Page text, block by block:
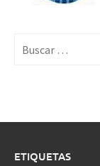
ETIQUETAS